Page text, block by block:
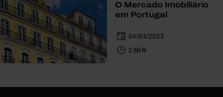
O Mercado Imobiliário
em Portugal
04/04/2022
2 MIN